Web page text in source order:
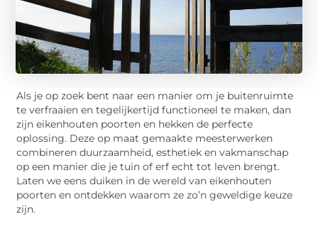
Als je op zoek bent naar een manier om je buitenruimte
te verfraaien en tegelijkertijd functioneel te maken, dan
zijn eikenhouten poorten en hekken de perfecte
oplossing. Deze op maat gemaakte meesterwerken
combineren duurzaamheid, esthetiek en vakmanschap
op een manier die je tuin of erf echt tot leven brengt.
Laten we eens duiken in de wereld van eikenhouten
poorten en ontdekken waarom ze zo’n geweldige keuze
zijn.